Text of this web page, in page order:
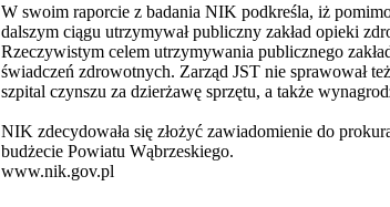
W swoim raporcie z badania NIK podkreśla, iż
dalszym ciągu utrzymywał publiczny zakład opieki
Rzeczywistym celem utrzymywania publicznego
świadczeń zdrowotnych. Zarząd JST nie sprawował
szpital czynszu za dzierżawę sprzętu, a także
NIK zdecydowała się złożyć zawiadomienie do
budżecie Powiatu Wąbrzeskiego.
www.nik.gov.pl